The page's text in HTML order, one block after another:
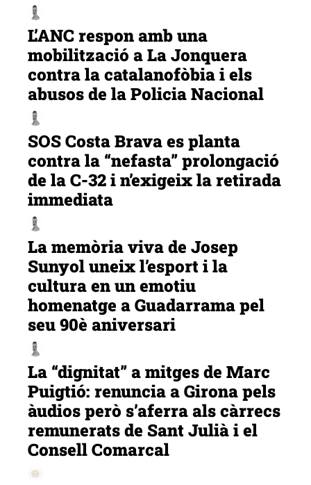
L’ANC respon amb una
mobilització a La Jonquera
contra la catalanofòbia i els
abusos de la Policia Nacional
SOS Costa Brava es planta
contra la “nefasta” prolongació
de la C-32 i n’exigeix la retirada
immediata
La memòria viva de Josep
Sunyol uneix l’esport i la
cultura en un emotiu
homenatge a Guadarrama pel
seu 90è aniversari
La “dignitat” a mitges de Marc
Puigtió: renuncia a Girona pels
àudios però s’aferra als càrrecs
remunerats de Sant Julià i el
Consell Comarcal